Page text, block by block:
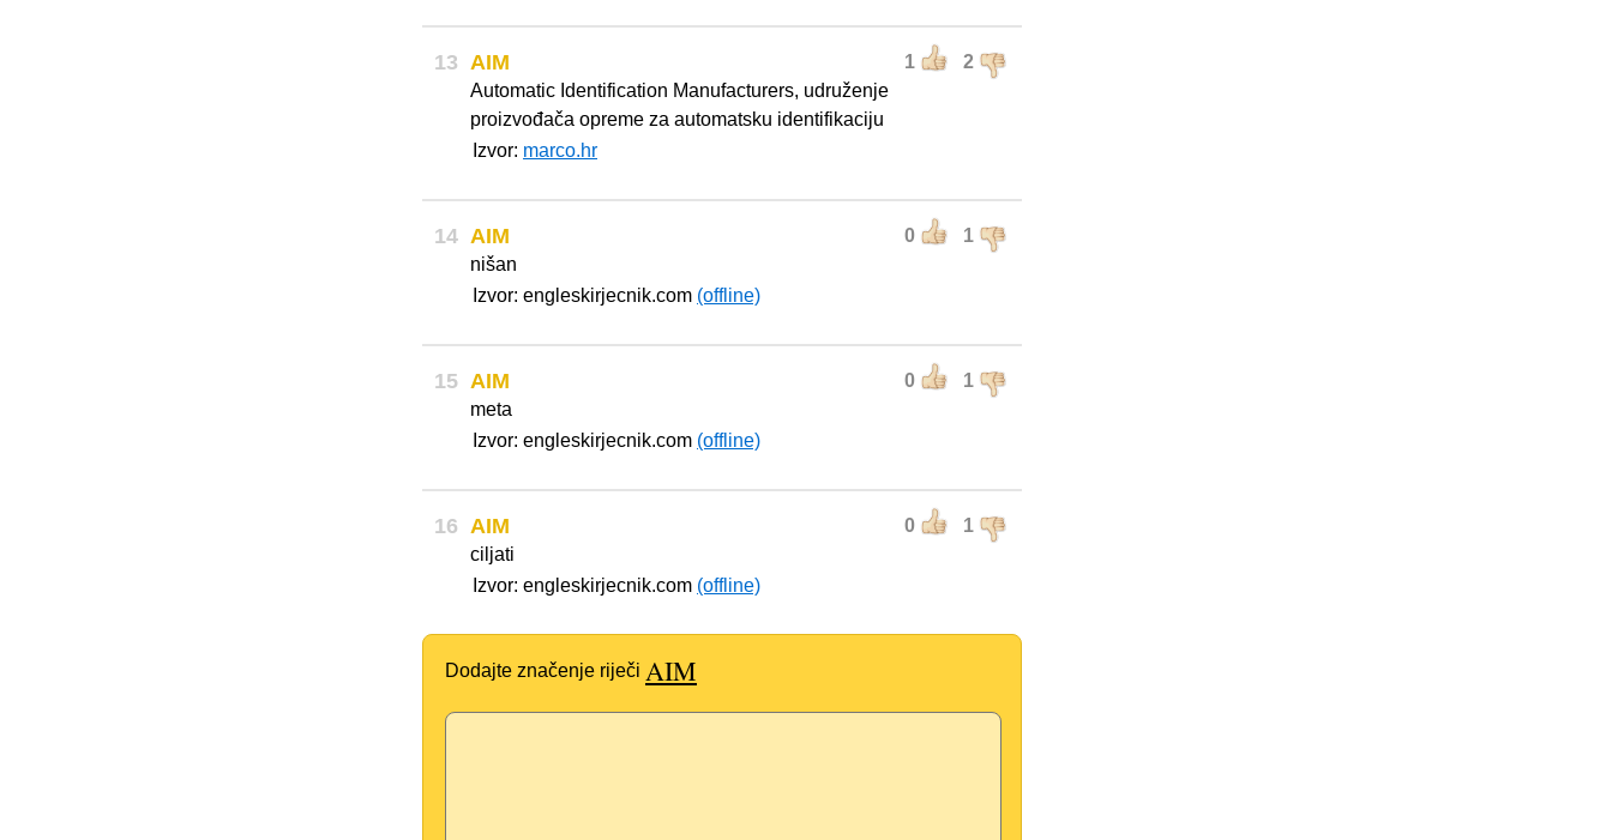
13 1 2
AIM
Automatic Identification Manufacturers, udruženje
proizvođača opreme za automatsku identifikaciju
Izvor: marco.hr
14 0 1
AIM
nišan
Izvor: engleskirjecnik.com (offline)
15 0 1
AIM
meta
Izvor: engleskirjecnik.com (offline)
16 0 1
AIM
ciljati
Izvor: engleskirjecnik.com (offline)
Dodajte značenje riječi AIM